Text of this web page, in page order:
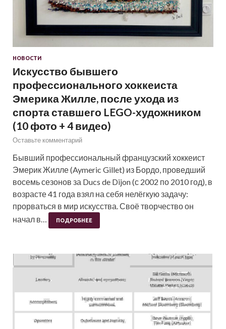
НОВОСТИ
Искусство бывшего
профессионального хоккеиста
Эмерика Жилле, после ухода из
спорта ставшего LEGO-художником
(10 фото + 4 видео)
Оставьте комментарий
Бывший профессиональный французский хоккеист
Эмерик Жилле (Aymeric Gillet) из Бордо, проведший
восемь сезонов за Ducs de Dijon (с 2002 по 2010 год), в
возрасте 41 года взял на себя нелёгкую задачу:
прорваться в мир искусства. Своё творчество он
начал в…
ПОДРОБНЕЕ